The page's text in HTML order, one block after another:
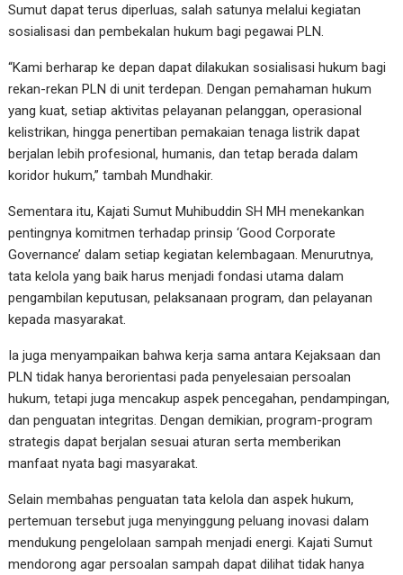
Sumut dapat terus diperluas, salah satunya melalui kegiatan
sosialisasi dan pembekalan hukum bagi pegawai PLN.
“Kami berharap ke depan dapat dilakukan sosialisasi hukum bagi
rekan-rekan PLN di unit terdepan. Dengan pemahaman hukum
yang kuat, setiap aktivitas pelayanan pelanggan, operasional
kelistrikan, hingga penertiban pemakaian tenaga listrik dapat
berjalan lebih profesional, humanis, dan tetap berada dalam
koridor hukum,” tambah Mundhakir.
Sementara itu, Kajati Sumut Muhibuddin SH MH menekankan
pentingnya komitmen terhadap prinsip ‘Good Corporate
Governance’ dalam setiap kegiatan kelembagaan. Menurutnya,
tata kelola yang baik harus menjadi fondasi utama dalam
pengambilan keputusan, pelaksanaan program, dan pelayanan
kepada masyarakat.
Ia juga menyampaikan bahwa kerja sama antara Kejaksaan dan
PLN tidak hanya berorientasi pada penyelesaian persoalan
hukum, tetapi juga mencakup aspek pencegahan, pendampingan,
dan penguatan integritas. Dengan demikian, program-program
strategis dapat berjalan sesuai aturan serta memberikan
manfaat nyata bagi masyarakat.
Selain membahas penguatan tata kelola dan aspek hukum,
pertemuan tersebut juga menyinggung peluang inovasi dalam
mendukung pengelolaan sampah menjadi energi. Kajati Sumut
mendorong agar persoalan sampah dapat dilihat tidak hanya